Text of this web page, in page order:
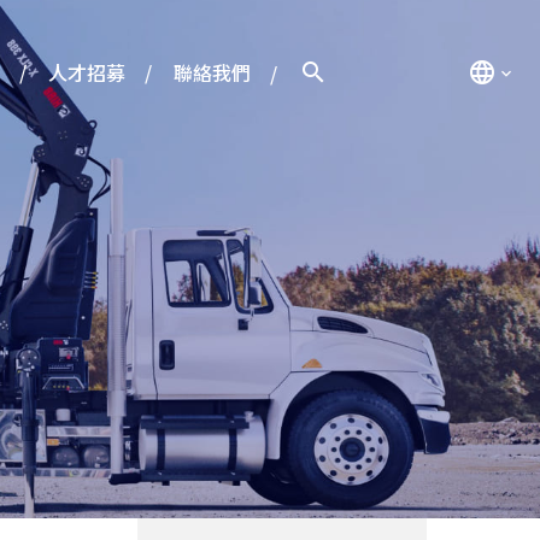
人才招募 聯絡我們 search language